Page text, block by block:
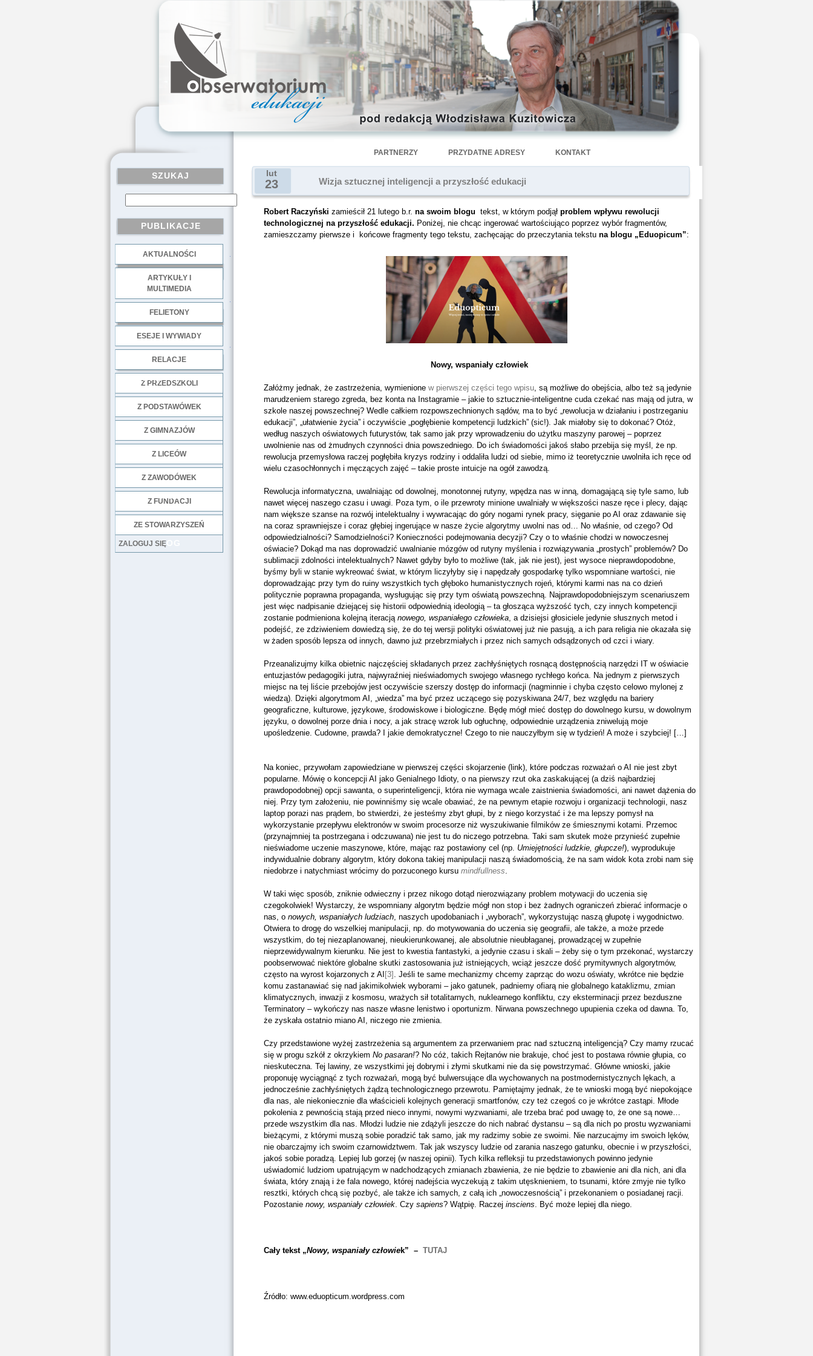
PARTNERZY PRZYDATNE ADRESY KONTAKT
SZUKAJ
PUBLIKACJE
AKTUALNOŚCI
ARTYKUŁY I
MULTIMEDIA
FELIETONY
ESEJE I WYWIADY
RELACJE
Z PRZEDSZKOLI
Z PODSTAWÓWEK
Z GIMNAZJÓW
Z LICEÓW
Z ZAWODÓWEK
Z FUNDACJI
ZE STOWARZYSZEŃ
LOG
ZALOGUJ SIĘ
lut
23 Wizja sztucznej inteligencji a przyszłość edukacji
Robert Raczyński zamieścił 21 lutego b.r. na swoim blogu tekst, w którym podjął problem wpływu rewolucji
technologicznej na przyszłość edukacji. Poniżej, nie chcąc ingerować wartościująco poprzez wybór fragmentów,
zamieszczamy pierwsze i końcowe fragmenty tego tekstu, zachęcając do przeczytania tekstu na blogu „Eduopicum”:
Nowy, wspaniały człowiek
Załóżmy jednak, że zastrzeżenia, wymienione w pierwszej części tego wpisu, są możliwe do obejścia, albo też są jedynie
marudzeniem starego zgreda, bez konta na Instagramie – jakie to sztucznie-inteligentne cuda czekać nas mają od jutra, w
szkole naszej powszechnej? Wedle całkiem rozpowszechnionych sądów, ma to być „rewolucja w działaniu i postrzeganiu
edukacji”, „ułatwienie życia” i oczywiście „pogłębienie kompetencji ludzkich” (sic!). Jak miałoby się to dokonać? Otóż,
według naszych oświatowych futurystów, tak samo jak przy wprowadzeniu do użytku maszyny parowej – poprzez
uwolnienie nas od żmudnych czynności dnia powszedniego. Do ich świadomości jakoś słabo przebija się myśl, że np.
rewolucja przemysłowa raczej pogłębiła kryzys rodziny i oddaliła ludzi od siebie, mimo iż teoretycznie uwolniła ich ręce od
wielu czasochłonnych i męczących zajęć – takie proste intuicje na ogół zawodzą.
Rewolucja informatyczna, uwalniając od dowolnej, monotonnej rutyny, wpędza nas w inną, domagającą się tyle samo, lub
nawet więcej naszego czasu i uwagi. Poza tym, o ile przewroty minione uwalniały w większości nasze ręce i plecy, dając
nam większe szanse na rozwój intelektualny i wywracając do góry nogami rynek pracy, sięganie po AI oraz zdawanie się
na coraz sprawniejsze i coraz głębiej ingerujące w nasze życie algorytmy uwolni nas od… No właśnie, od czego? Od
odpowiedzialności? Samodzielności? Konieczności podejmowania decyzji? Czy o to właśnie chodzi w nowoczesnej
oświacie? Dokąd ma nas doprowadzić uwalnianie mózgów od rutyny myślenia i rozwiązywania „prostych” problemów? Do
sublimacji zdolności intelektualnych? Nawet gdyby było to możliwe (tak, jak nie jest), jest wysoce nieprawdopodobne,
byśmy byli w stanie wykreować świat, w którym liczyłyby się i napędzały gospodarkę tylko wspomniane wartości, nie
doprowadzając przy tym do ruiny wszystkich tych głęboko humanistycznych rojeń, którymi karmi nas na co dzień
politycznie poprawna propaganda, wysługując się przy tym oświatą powszechną. Najprawdopodobniejszym scenariuszem
jest więc nadpisanie dziejącej się historii odpowiednią ideologią – ta głosząca wyższość tych, czy innych kompetencji
zostanie podmieniona kolejną iteracją nowego, wspaniałego człowieka, a dzisiejsi głosiciele jedynie słusznych metod i
podejść, ze zdziwieniem dowiedzą się, że do tej wersji polityki oświatowej już nie pasują, a ich para religia nie okazała się
w żaden sposób lepsza od innych, dawno już przebrzmiałych i przez nich samych odsądzonych od czci i wiary.
Przeanalizujmy kilka obietnic najczęściej składanych przez zachłyśniętych rosnącą dostępnością narzędzi IT w oświacie
entuzjastów pedagogiki jutra, najwyraźniej nieświadomych swojego własnego rychłego końca. Na jednym z pierwszych
miejsc na tej liście przebojów jest oczywiście szerszy dostęp do informacji (nagminnie i chyba często celowo mylonej z
wiedzą). Dzięki algorytmom AI, „wiedza” ma być przez uczącego się pozyskiwana 24/7, bez względu na bariery
geograficzne, kulturowe, językowe, środowiskowe i biologiczne. Będę mógł mieć dostęp do dowolnego kursu, w dowolnym
języku, o dowolnej porze dnia i nocy, a jak stracę wzrok lub ogłuchnę, odpowiednie urządzenia zniwelują moje
upośledzenie. Cudowne, prawda? I jakie demokratyczne! Czego to nie nauczyłbym się w tydzień! A może i szybciej! […]
Na koniec, przywołam zapowiedziane w pierwszej części skojarzenie (link), które podczas rozważań o AI nie jest zbyt
popularne. Mówię o koncepcji AI jako Genialnego Idioty, o na pierwszy rzut oka zaskakującej (a dziś najbardziej
prawdopodobnej) opcji sawanta, o superinteligencji, która nie wymaga wcale zaistnienia świadomości, ani nawet dążenia do
niej. Przy tym założeniu, nie powinniśmy się wcale obawiać, że na pewnym etapie rozwoju i organizacji technologii, nasz
laptop porazi nas prądem, bo stwierdzi, że jesteśmy zbyt głupi, by z niego korzystać i że ma lepszy pomysł na
wykorzystanie przepływu elektronów w swoim procesorze niż wyszukiwanie filmików ze śmiesznymi kotami. Przemoc
(przynajmniej ta postrzegana i odczuwana) nie jest tu do niczego potrzebna. Taki sam skutek może przynieść zupełnie
nieświadome uczenie maszynowe, które, mając raz postawiony cel (np. Umiejętności ludzkie, głupcze!), wyprodukuje
indywidualnie dobrany algorytm, który dokona takiej manipulacji naszą świadomością, że na sam widok kota zrobi nam się
niedobrze i natychmiast wrócimy do porzuconego kursu mindfullness.
W taki więc sposób, zniknie odwieczny i przez nikogo dotąd nierozwiązany problem motywacji do uczenia się
czegokolwiek! Wystarczy, że wspomniany algorytm będzie mógł non stop i bez żadnych ograniczeń zbierać informacje o
nas, o nowych, wspaniałych ludziach, naszych upodobaniach i „wyborach”, wykorzystując naszą głupotę i wygodnictwo.
Otwiera to drogę do wszelkiej manipulacji, np. do motywowania do uczenia się geografii, ale także, a może przede
wszystkim, do tej niezaplanowanej, nieukierunkowanej, ale absolutnie nieubłaganej, prowadzącej w zupełnie
nieprzewidywalnym kierunku. Nie jest to kwestia fantastyki, a jedynie czasu i skali – żeby się o tym przekonać, wystarczy
poobserwować niektóre globalne skutki zastosowania już istniejących, wciąż jeszcze dość prymitywnych algorytmów,
często na wyrost kojarzonych z AI [3] . Jeśli te same mechanizmy chcemy zaprząc do wozu oświaty, wkrótce nie będzie
komu zastanawiać się nad jakimikolwiek wyborami – jako gatunek, padniemy ofiarą nie globalnego kataklizmu, zmian
klimatycznych, inwazji z kosmosu, wrażych sił totalitarnych, nuklearnego konfliktu, czy eksterminacji przez bezduszne
Terminatory – wykończy nas nasze własne lenistwo i oportunizm. Nirwana powszechnego upupienia czeka od dawna. To,
że zyskała ostatnio miano AI, niczego nie zmienia.
Czy przedstawione wyżej zastrzeżenia są argumentem za przerwaniem prac nad sztuczną inteligencją? Czy mamy rzucać
się w progu szkół z okrzykiem No pasaran!? No cóż, takich Rejtanów nie brakuje, choć jest to postawa równie głupia, co
nieskuteczna. Tej lawiny, ze wszystkimi jej dobrymi i złymi skutkami nie da się powstrzymać. Główne wnioski, jakie
proponuję wyciągnąć z tych rozważań, mogą być bulwersujące dla wychowanych na postmodernistycznych lękach, a
jednocześnie zachłyśniętych żądzą technologicznego przewrotu. Pamiętajmy jednak, że te wnioski mogą być niepokojące
dla nas, ale niekoniecznie dla właścicieli kolejnych generacji smartfonów, czy też czegoś co je wkrótce zastąpi. Młode
pokolenia z pewnością stają przed nieco innymi, nowymi wyzwaniami, ale trzeba brać pod uwagę to, że one są nowe…
przede wszystkim dla nas. Młodzi ludzie nie zdążyli jeszcze do nich nabrać dystansu – są dla nich po prostu wyzwaniami
bieżącymi, z którymi muszą sobie poradzić tak samo, jak my radzimy sobie ze swoimi. Nie narzucajmy im swoich lęków,
nie obarczajmy ich swoim czarnowidztwem. Tak jak wszyscy ludzie od zarania naszego gatunku, obecnie i w przyszłości,
jakoś sobie poradzą. Lepiej lub gorzej (w naszej opinii). Tych kilka refleksji tu przedstawionych powinno jedynie
uświadomić ludziom upatrującym w nadchodzących zmianach zbawienia, że nie będzie to zbawienie ani dla nich, ani dla
świata, który znają i że fala nowego, której nadejścia wyczekują z takim utęsknieniem, to tsunami, które zmyje nie tylko
resztki, których chcą się pozbyć, ale także ich samych, z całą ich „nowoczesnością” i przekonaniem o posiadanej racji.
Pozostanie nowy, wspaniały człowiek. Czy sapiens? Wątpię. Raczej insciens. Być może lepiej dla niego.
Cały tekst „Nowy, wspaniały człowiek” – TUTAJ
Źródło: www.eduopticum.wordpress.com